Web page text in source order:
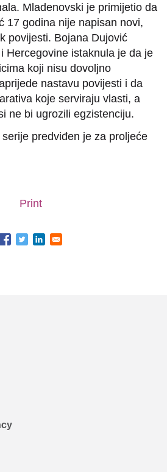
Mladenovski je primijetio da
17 godina nije napisan novi,
povijesti. Bojana Dujović
Hercegovine istaknula je da je
koji nisu dovoljno
nastavu povijesti i da
koje serviraju vlasti, a
ne bi ugrozili egzistenciju.
predviđen je za proljeće
Print